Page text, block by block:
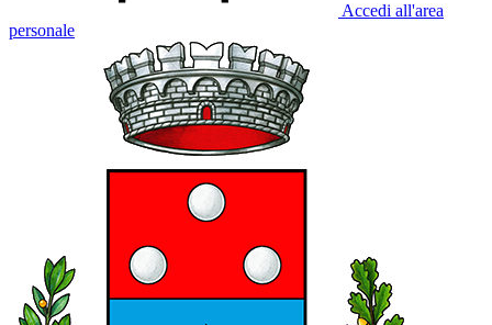
Accedi all'area
personale